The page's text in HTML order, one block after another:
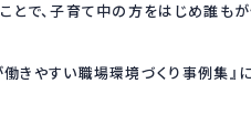
とで、子育て中の方をはじめ誰も
きやすい職場環境づくり事例集』